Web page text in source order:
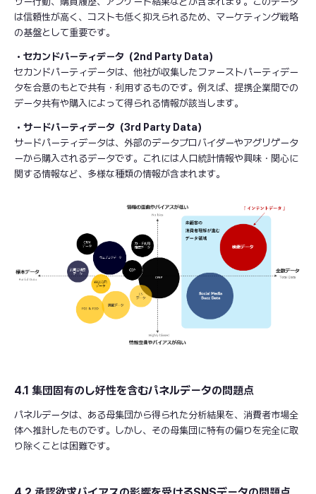
は信頼性が高く、コストも低く抑えられるため、マーケティング戦略
の基盤として重要です。
・セカンドパーティデータ（2nd Party Data）
セカンドパーティデータは、他社が収集したファーストパーティデー
タを合意のもとで共有・利用するものです。例えば、提携企業間での
データ共有や購入によって得られる情報が該当します。
・サードパーティデータ（3rd Party Data）
サードパーティデータは、外部のデータプロバイダーやアグリゲータ
ーから購入されるデータです。これには人口統計情報や興味・関心に
関する情報など、多様な種類の情報が含まれます。
4.1 集団固有のし好性を含むパネルデータの問題点
パネルデータは、ある母集団から得られた分析結果を、消費者市場全
体へ推計したものです。しかし、その母集団に特有の偏りを完全に取
り除くことは困難です。